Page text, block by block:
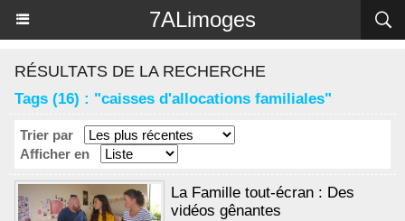
7ALimoges
RÉSULTATS DE LA RECHERCHE
Tags (16) : "caisses d'allocations familiales"
Trier par
Afficher en
La Famille tout-écran : Des
vidéos gênantes